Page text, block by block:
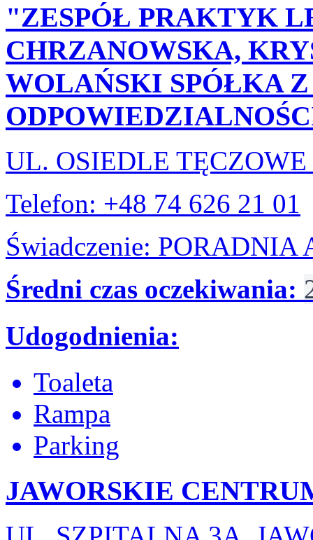
"ZESPÓŁ PRAKTYK
CHRZANOWSKA,
WOLAŃSKI SPÓŁKA
UL. OSIEDLE
Telefon: +48 74 626 21 01
Świadczenie:
Średni czas oczekiwania:
Udogodnienia:
Toaleta
Rampa
Parking
JAWORSKIE